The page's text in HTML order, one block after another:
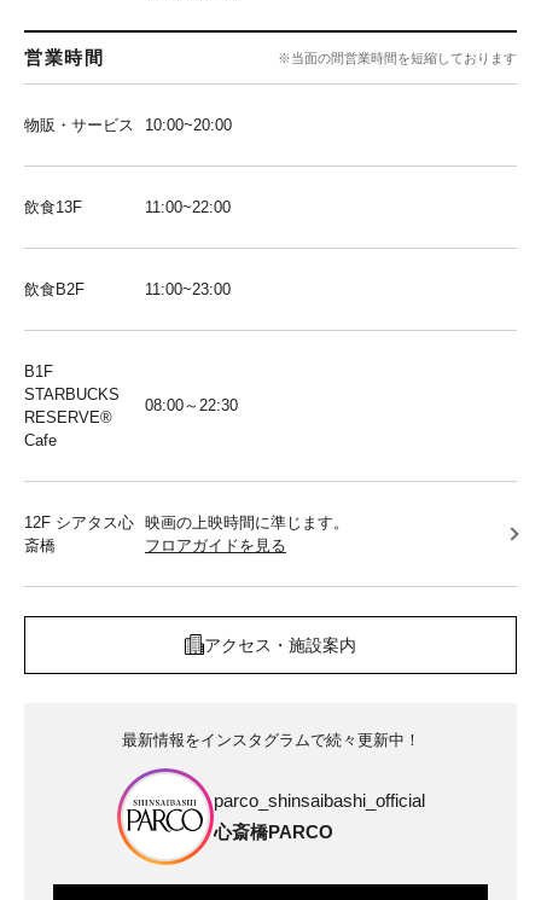
営業時間 ※当面の間営業時間を短縮しております
物販・サービス 10:00~20:00
飲食13F 11:00~22:00
飲食B2F 11:00~23:00
B1F
STARBUCKS
RESERVE®︎
Cafe
08:00～22:30
12F シアタス心
斎橋
映画の上映時間に準じます。
フロアガイドを見る
アクセス・施設案内
最新情報をインスタグラムで続々更新中！
parco_shinsaibashi_official
心斎橋PARCO